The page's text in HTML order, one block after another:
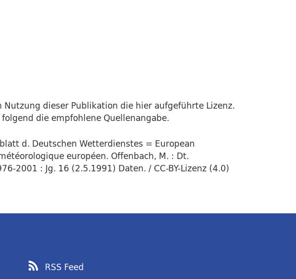
dieser Publikation die hier aufgeführte Lizenz.
die empfohlene Quellenangabe.
d. Deutschen Wetterdienstes = European
européen. Offenbach, M. : Dt.
2001 : Jg. 16 (2.5.1991) Daten. / CC-BY-Lizenz (4.0)
RSS Feed